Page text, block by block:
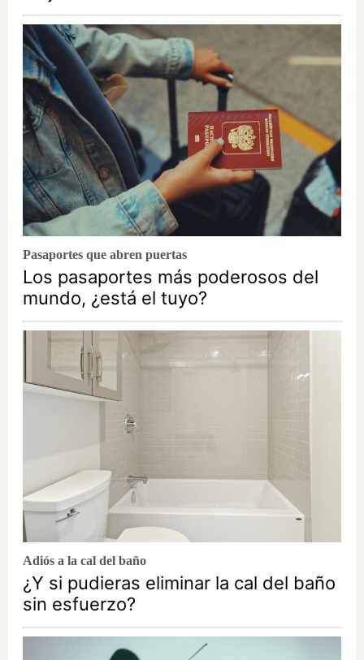
Pasaportes que abren puertas
Los pasaportes más poderosos del
mundo, ¿está el tuyo?
Adiós a la cal del baño
¿Y si pudieras eliminar la cal del baño
sin esfuerzo?